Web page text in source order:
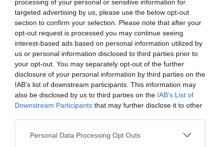
processing of your personal or sensitive information for
targeted advertising by us, please use the below opt-out
section to confirm your selection. Please note that after your
opt-out request is processed you may continue seeing
interest-based ads based on personal information utilized by
us or personal information disclosed to third parties prior to
your opt-out. You may separately opt-out of the further
disclosure of your personal information by third parties on the
IAB’s list of downstream participants. This information may
also be disclosed by us to third parties on the IAB’s List of
Downstream Participants that may further disclose it to other
Personal Data Processing Opt Outs
acestea a fost confiscat pentru un total de 2.500 de
euro.Poziția tuturor celor 23 de suspecți a fost
raportată la INPS pentru a întrerupe transferul și
recuperarea sumelor plătite.
ROMANI IN ITALIA STIRI ITALIA
See
more
Articolul anterior
Românii care se întorc din Italia stau în